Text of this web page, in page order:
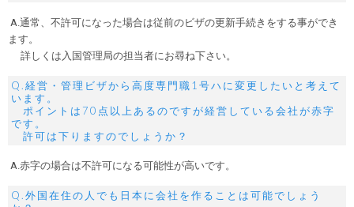
A.通常、不許可になった場合は従前のビザの更新手続きをする事ができ
ます。
詳しくは入国管理局の担当者にお尋ね下さい。
Q.経営・管理ビザから高度専門職1号ハに変更したいと考えて
います。
ポイントは70点以上あるのですが経営している会社が赤字
です。
許可は下りますのでしょうか？
A.赤字の場合は不許可になる可能性が高いです。
Q.外国在住の人でも日本に会社を作ることは可能でしょう